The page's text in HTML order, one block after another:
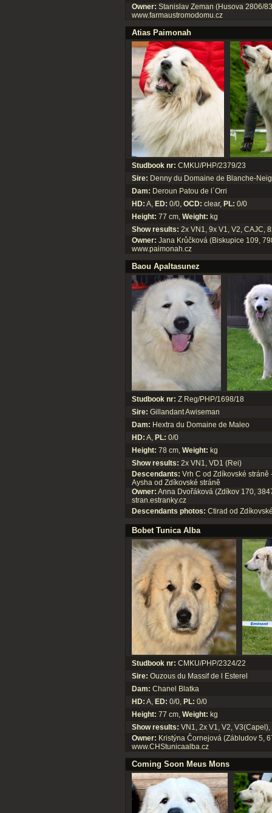
Owner: Stanislav Zeman (Husova 2806/
www.farmaustromodomu.cz
Atias Paimonah
Studbook nr: CMKU/PHP/2379/23
Sire: Denny du Domaine de Blanche-
Dam: Deroun Patou de l´Orri
HD: A, ED: 0/0, OCD: clear, PL: 0/0
Height: 77 cm, Weight: kg
Show results: 2x VN1, 9x V1, V2, CAJC,
Owner: Jana Krůčková (Biskupice 109,
www.paimonah.cz
Baou Apaltasunez
Studbook nr: Z Reg/PHP/1698/18
Sire: Gillandant Awiseman
Dam: Hextra du Domaine de Maleo
HD: A, PL: 0/0
Height: 78 cm, Weight: kg
Show results: 2x VN1, VD1 (Rei)
Descendants: Vrh C od Zdíkovské stráně
Aysha od Zdíkovské stráně
Owner: Anna Dvořáková (Zdíkov 170,
stran.estranky.cz
Descendants photos: Ctirad od
Bobet Tunica Alba
Studbook nr: CMKU/PHP/2324/22
Sire: Ouzous du Massif de l Esterel
Dam: Chanel Blatka
HD: A, ED: 0/0, PL: 0/0
Height: 77 cm, Weight: kg
Show results: VN1, 2x V1, V2,
Owner: Kristýna Čornejová (Zábludov 5,
www.CHStunicaalba.cz
Coming Soon Meus Mons